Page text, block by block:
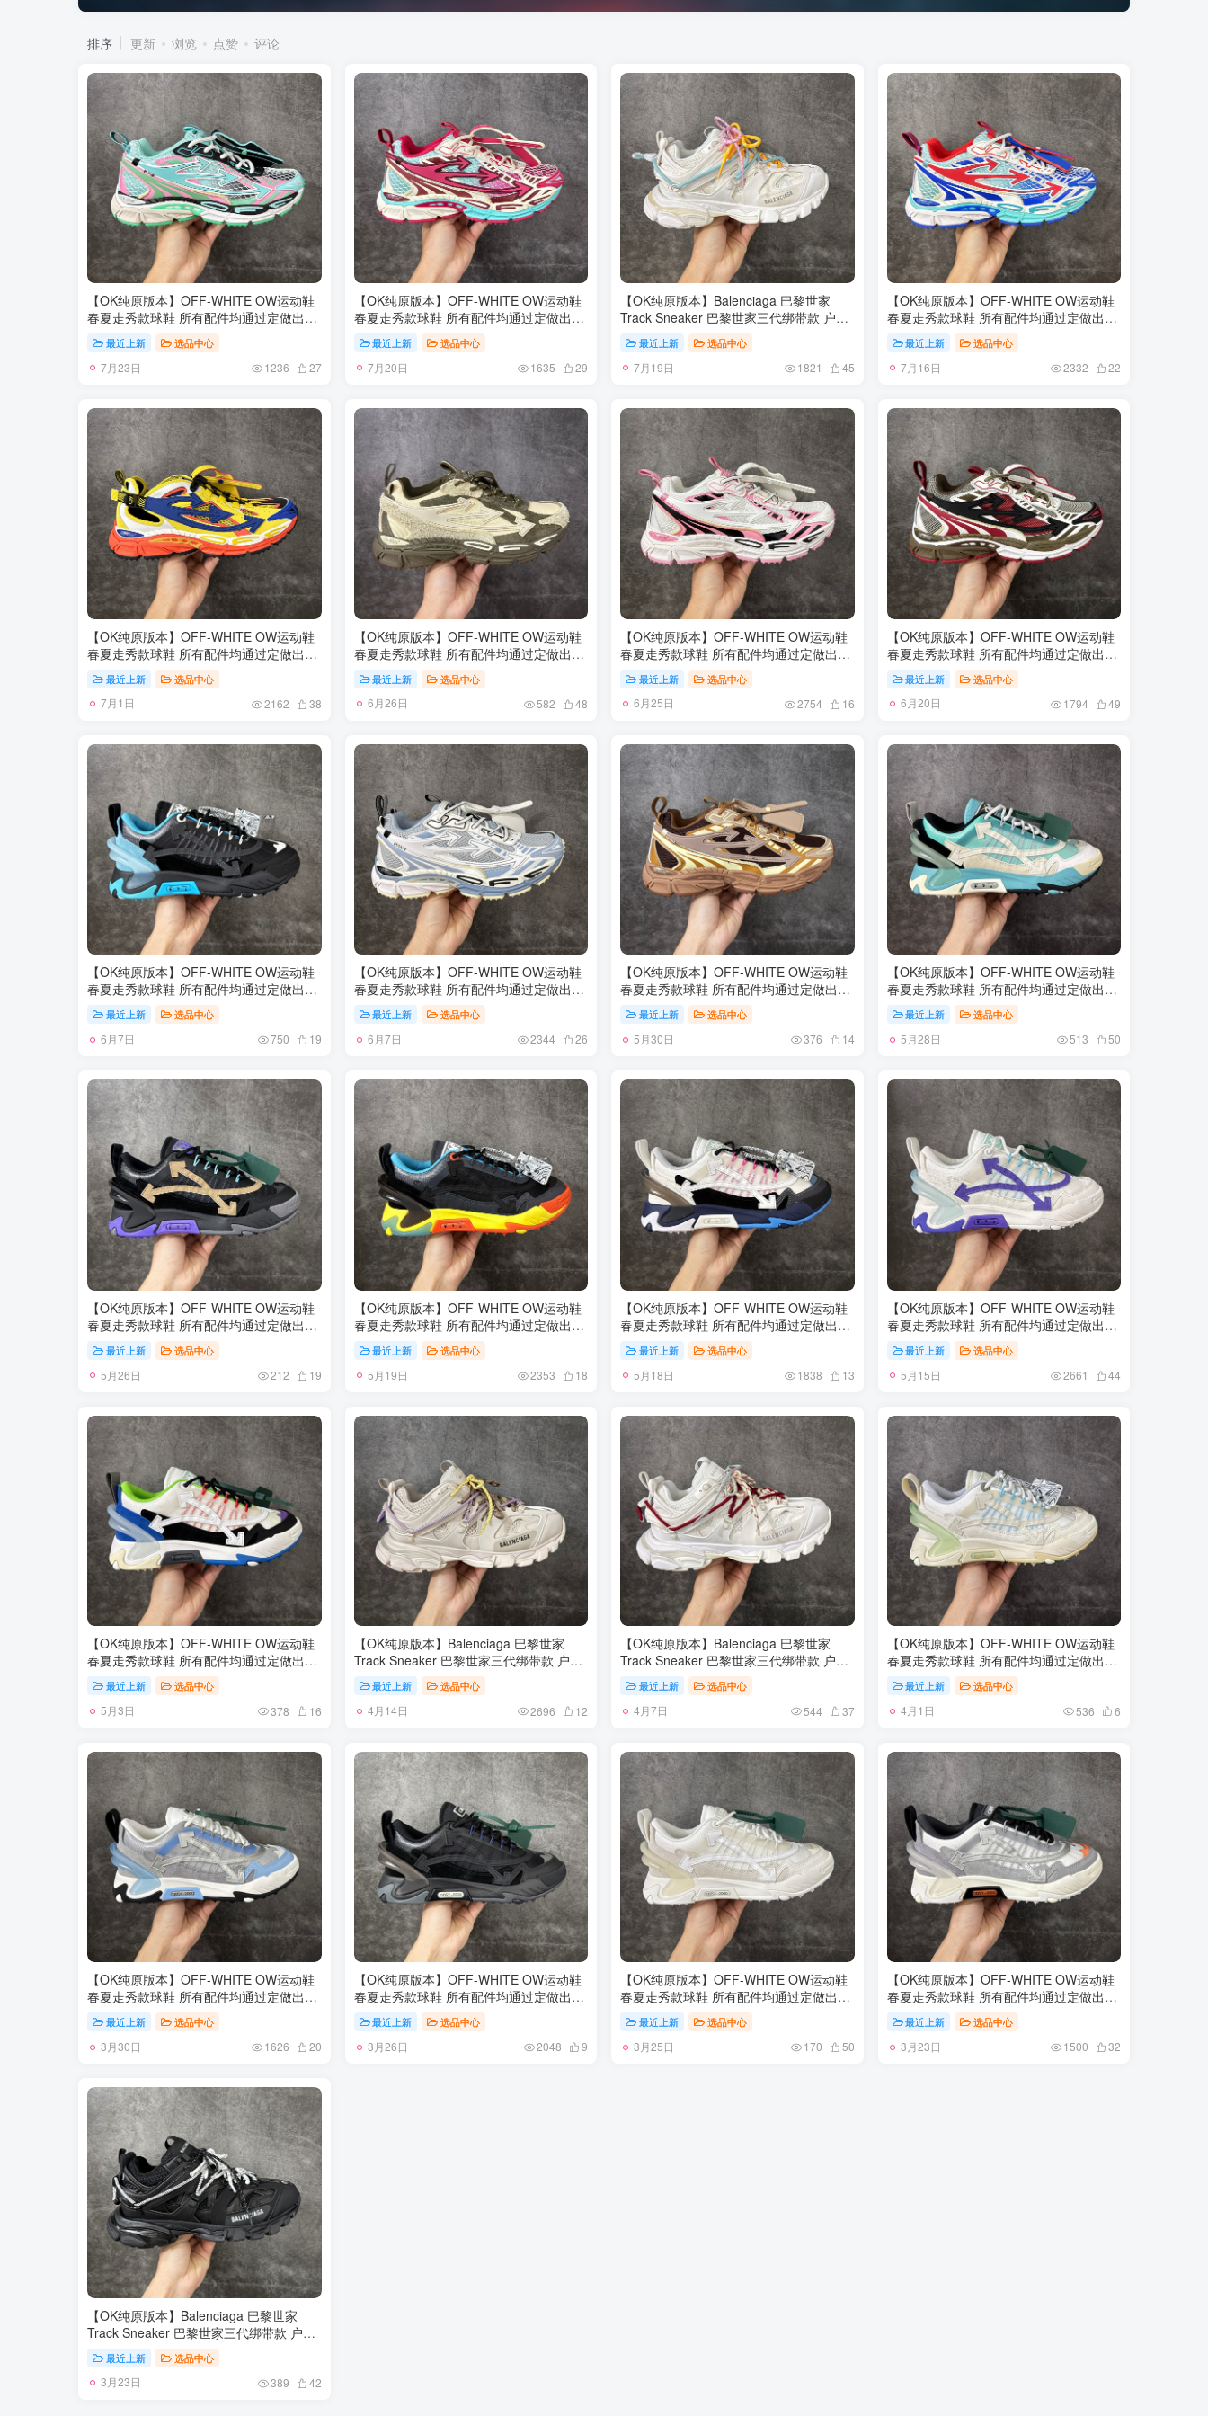
排序 更新 浏览 点赞 评论
【OK纯原版本】OFF-WHITE OW运动鞋
春夏走秀款球鞋 所有配件均通过定做出产
正品裁片 原版比例大箭头定制网眼布双拼
牛皮进口机器针车 数控针距精准做工不输
大牌里层为高密度透气网眼布/垫脚羊皮私
尺码：35-46
最近上新 选品中心
7月23日 1236 27
【OK纯原版本】OFF-WHITE OW运动鞋
春夏走秀款球鞋 所有配件均通过定做出产
正品裁片 原版比例大箭头定制网眼布双拼
牛皮进口机器针车 数控针距精准做工不输
大牌里层为高密度透气网眼布/垫脚羊皮私
尺码：35-46
最近上新 选品中心
7月20日 1635 29
【OK纯原版本】Balenciaga 巴黎世家
Track Sneaker 巴黎世家三代绑带款 户外
概念复古老爹鞋 老牌大厂OK版本出品 专
柜同步包装 原装大盒 细节精准对位官方
私模组合大底 从里到外 最大尺度还原官方
最近上新 选品中心
7月19日 1821 45
【OK纯原版本】OFF-WHITE OW运动鞋
春夏走秀款球鞋 所有配件均通过定做出产
正品裁片 原版比例大箭头定制网眼布双拼
牛皮进口机器针车 数控针距精准做工不输
大牌里层为高密度透气网眼布/垫脚羊皮私
尺码：35-46
最近上新 选品中心
7月16日 2332 22
【OK纯原版本】OFF-WHITE OW运动鞋
春夏走秀款球鞋 所有配件均通过定做出产
正品裁片 原版比例大箭头定制网眼布双拼
牛皮进口机器针车 数控针距精准做工不输
大牌里层为高密度透气网眼布/垫脚羊皮私
尺码：35-46
最近上新 选品中心
7月1日 2162 38
【OK纯原版本】OFF-WHITE OW运动鞋
春夏走秀款球鞋 所有配件均通过定做出产
正品裁片 原版比例大箭头定制网眼布双拼
牛皮进口机器针车 数控针距精准做工不输
大牌里层为高密度透气网眼布/垫脚羊皮私
尺码：35-46
最近上新 选品中心
6月26日 582 48
【OK纯原版本】OFF-WHITE OW运动鞋
春夏走秀款球鞋 所有配件均通过定做出产
正品裁片 原版比例大箭头定制网眼布双拼
牛皮进口机器针车 数控针距精准做工不输
大牌里层为高密度透气网眼布/垫脚羊皮私
尺码：35-46
最近上新 选品中心
6月25日 2754 16
【OK纯原版本】OFF-WHITE OW运动鞋
春夏走秀款球鞋 所有配件均通过定做出产
正品裁片 原版比例大箭头定制网眼布双拼
牛皮进口机器针车 数控针距精准做工不输
大牌里层为高密度透气网眼布/垫脚羊皮私
尺码：35-46
最近上新 选品中心
6月20日 1794 49
【OK纯原版本】OFF-WHITE OW运动鞋
春夏走秀款球鞋 所有配件均通过定做出产
正品裁片 原版比例大箭头定制网眼布双拼
牛皮进口机器针车 数控针距精准做工不输
大牌里层为高密度透气网眼布/垫脚羊皮私
尺码：35-46
最近上新 选品中心
6月7日 750 19
【OK纯原版本】OFF-WHITE OW运动鞋
春夏走秀款球鞋 所有配件均通过定做出产
正品裁片 原版比例大箭头定制网眼布双拼
牛皮进口机器针车 数控针距精准做工不输
大牌里层为高密度透气网眼布/垫脚羊皮私
尺码：35-46
最近上新 选品中心
6月7日 2344 26
【OK纯原版本】OFF-WHITE OW运动鞋
春夏走秀款球鞋 所有配件均通过定做出产
正品裁片 原版比例大箭头定制网眼布双拼
牛皮进口机器针车 数控针距精准做工不输
大牌里层为高密度透气网眼布/垫脚羊皮私
尺码：35-46
最近上新 选品中心
5月30日 376 14
【OK纯原版本】OFF-WHITE OW运动鞋
春夏走秀款球鞋 所有配件均通过定做出产
正品裁片 原版比例大箭头定制网眼布双拼
牛皮进口机器针车 数控针距精准做工不输
大牌里层为高密度透气网眼布/垫脚羊皮私
尺码：35-46
最近上新 选品中心
5月28日 513 50
【OK纯原版本】OFF-WHITE OW运动鞋
春夏走秀款球鞋 所有配件均通过定做出产
正品裁片 原版比例大箭头定制网眼布双拼
牛皮进口机器针车 数控针距精准做工不输
大牌里层为高密度透气网眼布/垫脚羊皮私
尺码：35-46
最近上新 选品中心
5月26日 212 19
【OK纯原版本】OFF-WHITE OW运动鞋
春夏走秀款球鞋 所有配件均通过定做出产
正品裁片 原版比例大箭头定制网眼布双拼
牛皮进口机器针车 数控针距精准做工不输
大牌里层为高密度透气网眼布/垫脚羊皮私
尺码：35-46
最近上新 选品中心
5月19日 2353 18
【OK纯原版本】OFF-WHITE OW运动鞋
春夏走秀款球鞋 所有配件均通过定做出产
正品裁片 原版比例大箭头定制网眼布双拼
牛皮进口机器针车 数控针距精准做工不输
大牌里层为高密度透气网眼布/垫脚羊皮私
尺码：35-46
最近上新 选品中心
5月18日 1838 13
【OK纯原版本】OFF-WHITE OW运动鞋
春夏走秀款球鞋 所有配件均通过定做出产
正品裁片 原版比例大箭头定制网眼布双拼
牛皮进口机器针车 数控针距精准做工不输
大牌里层为高密度透气网眼布/垫脚羊皮私
尺码：35-46
最近上新 选品中心
5月15日 2661 44
【OK纯原版本】OFF-WHITE OW运动鞋
春夏走秀款球鞋 所有配件均通过定做出产
正品裁片 原版比例大箭头定制网眼布双拼
牛皮进口机器针车 数控针距精准做工不输
大牌里层为高密度透气网眼布/垫脚羊皮私
尺码：35-46
最近上新 选品中心
5月3日 378 16
【OK纯原版本】Balenciaga 巴黎世家
Track Sneaker 巴黎世家三代绑带款 户外
概念复古老爹鞋 老牌大厂OK版本出品 专
柜同步包装 原装大盒 细节精准对位官方
私模组合大底 从里到外 最大尺度还原官方
最近上新 选品中心
4月14日 2696 12
【OK纯原版本】Balenciaga 巴黎世家
Track Sneaker 巴黎世家三代绑带款 户外
概念复古老爹鞋 老牌大厂OK版本出品 专
柜同步包装 原装大盒 细节精准对位官方
私模组合大底 从里到外 最大尺度还原官方
最近上新 选品中心
4月7日 544 37
【OK纯原版本】OFF-WHITE OW运动鞋
春夏走秀款球鞋 所有配件均通过定做出产
正品裁片 原版比例大箭头定制网眼布双拼
牛皮进口机器针车 数控针距精准做工不输
大牌里层为高密度透气网眼布/垫脚羊皮私
尺码：35-46
最近上新 选品中心
4月1日 536 6
【OK纯原版本】OFF-WHITE OW运动鞋
春夏走秀款球鞋 所有配件均通过定做出产
正品裁片 原版比例大箭头定制网眼布双拼
牛皮进口机器针车 数控针距精准做工不输
大牌里层为高密度透气网眼布/垫脚羊皮私
尺码：35-46
最近上新 选品中心
3月30日 1626 20
【OK纯原版本】OFF-WHITE OW运动鞋
春夏走秀款球鞋 所有配件均通过定做出产
正品裁片 原版比例大箭头定制网眼布双拼
牛皮进口机器针车 数控针距精准做工不输
大牌里层为高密度透气网眼布/垫脚羊皮私
最近上新 选品中心
3月26日 2048 9
【OK纯原版本】OFF-WHITE OW运动鞋
春夏走秀款球鞋 所有配件均通过定做出产
正品裁片 原版比例大箭头定制网眼布双拼
牛皮进口机器针车 数控针距精准做工不输
大牌里层为高密度透气网眼布/垫脚羊皮私
最近上新 选品中心
3月25日 170 50
【OK纯原版本】OFF-WHITE OW运动鞋
春夏走秀款球鞋 所有配件均通过定做出产
正品裁片 原版比例大箭头定制网眼布双拼
牛皮进口机器针车 数控针距精准做工不输
大牌里层为高密度透气网眼布/垫脚羊皮私
最近上新 选品中心
3月23日 1500 32
【OK纯原版本】Balenciaga 巴黎世家
Track Sneaker 巴黎世家三代绑带款 户外
概念复古老爹鞋 老牌大厂OK版本出品 专
柜同步包装 原装大盒 细节精准对位官方
私模组合大底 从里到外 最大尺度还原官方
最近上新 选品中心
3月23日 389 42